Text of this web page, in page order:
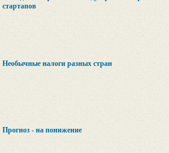
стартапов
Необычные налоги разных стран
Прогноз - на понижение